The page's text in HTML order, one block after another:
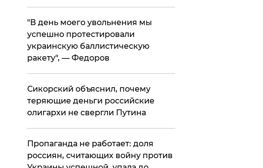
​"В день моего увольнения мы
успешно протестировали
украинскую баллистическую
ракету", — Федоров
Сикорский объяснил, почему
теряющие деньги российские
олигархи не свергли Путина
​Пропаганда не работает: доля
россиян, считающих войну против